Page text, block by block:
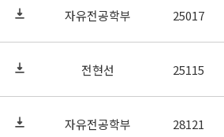
자유전공학부 25017
전현선 25115
자유전공학부 28121